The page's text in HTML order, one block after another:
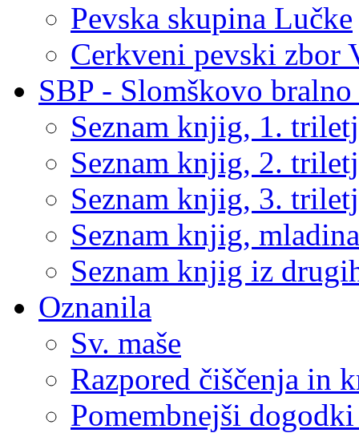
Pevska skupina Lučke
Cerkveni pevski zbor
SBP - Slomškovo
Seznam knjig, 1.
Seznam knjig, 2.
Seznam knjig, 3.
Seznam knjig, mladina
Seznam knjig iz
Oznanila
Sv. maše
Razpored čiščenja in
Pomembnejši